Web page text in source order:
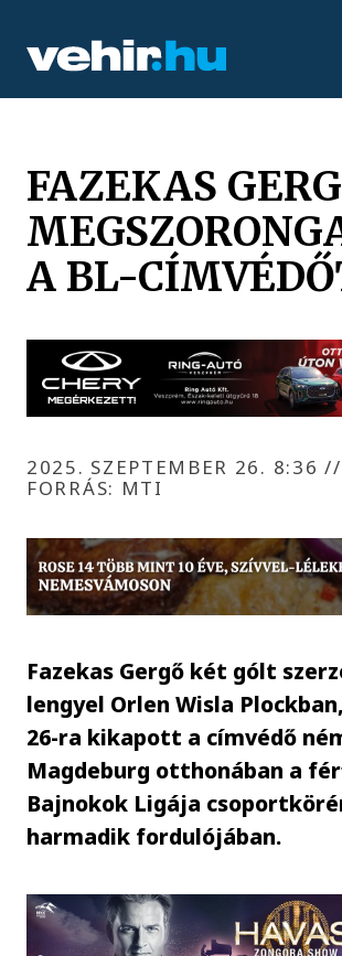
FAZEKAS
A BL-
2025. SZEPTEMBER 26. 8:36//
FORRÁS: MTI
Fazekas Gergő két gólt
lengyel Orlen Wisla
26-ra kikapott a címvédő
Magdeburg otthonában a
Bajnokok Ligája
harmadik fordulójában.